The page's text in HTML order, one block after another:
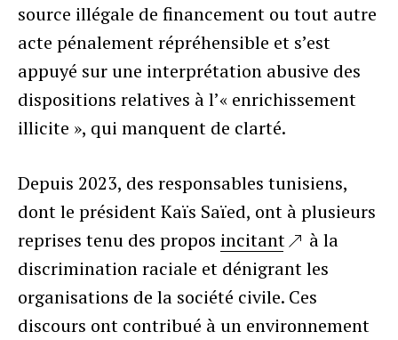
source illégale de financement ou tout autre
acte pénalement répréhensible et s’est
appuyé sur une interprétation abusive des
dispositions relatives à l’« enrichissement
illicite », qui manquent de clarté.
Depuis 2023, des responsables tunisiens,
dont le président Kaïs Saïed, ont à plusieurs
reprises tenu des propos incitant
à la
discrimination raciale et dénigrant les
organisations de la société civile. Ces
discours ont contribué à un environnement